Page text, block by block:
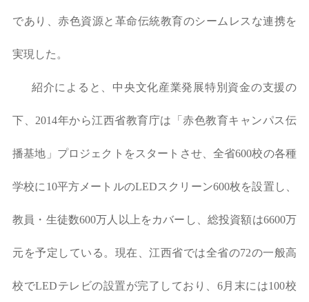
であり、赤色資源と革命伝統教育のシームレスな連携を
実現した。
紹介によると、中央文化産業発展特別資金の支援の
下、2014年から江西省教育庁は「赤色教育キャンパス伝
播基地」プロジェクトをスタートさせ、全省600校の各種
学校に10平方メートルのLEDスクリーン600枚を設置し、
教員・生徒数600万人以上をカバーし、総投資額は6600万
元を予定している。現在、江西省では全省の72の一般高
校でLEDテレビの設置が完了しており、6月末には100校